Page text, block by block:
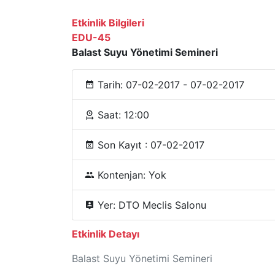
Etkinlik Bilgileri
EDU-45
Balast Suyu Yönetimi Semineri
Tarih: 07-02-2017 - 07-02-2017
Saat: 12:00
Son Kayıt : 07-02-2017
Kontenjan: Yok
Yer: DTO Meclis Salonu
Etkinlik Detayı
Balast Suyu Yönetimi Semineri